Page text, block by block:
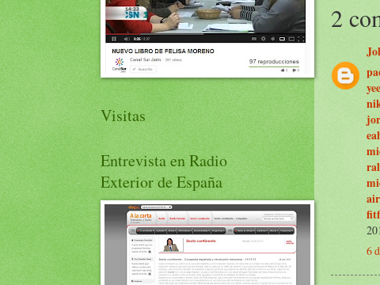
2
6
Visitas
Entrevista en Radio
Exterior de España